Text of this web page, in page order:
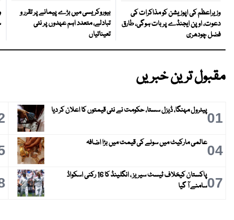
وزیراعظم کی اپوزیشن کو مذاکرات کی
دعوت، اوپن ایجنڈے پر بات ہوگی، طارق
فضل چودھری
بیوروکریسی میں بڑے پیمانے پر تقرر و
تبادلے، متعدد اہم عہدوں پر نئی
تعیناتیاں
مقبول ترین خبریں
01پیٹرول مہنگا، ڈیزل سستا، حکومت نے نئی قیمتوں کا اعلان کر دیا
04عالمی مارکیٹ میں سونے کی قیمت میں بڑا اضافہ
07
پاکستان کیخلاف ٹیسٹ سیریز ، انگلینڈ کا 16 رکنی اسکواڈ
سامنے آ گیا